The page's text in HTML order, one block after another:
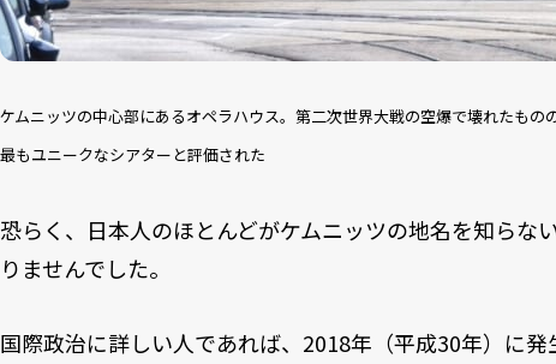
ケムニッツの中心部にあるオペラハウス。第二次世界大戦の空爆で壊れたもの
最もユニークなシアターと評価された
恐らく、日本人のほとんどがケムニッツの地名を知らな
りませんでした。
国際政治に詳しい人であれば、2018年（平成30年）に